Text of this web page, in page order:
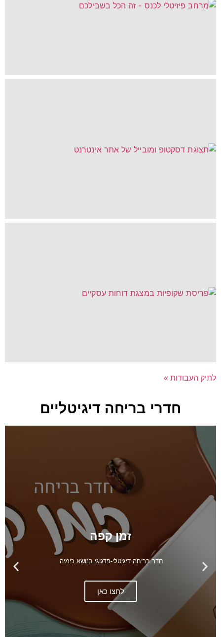
לתיק העבודות »
חדרי בריחה דיגיטליים
זמן קפה
חדר בריחה דיגיטלי-פדגוגי בנושא כימיה ​
לחצו כאן